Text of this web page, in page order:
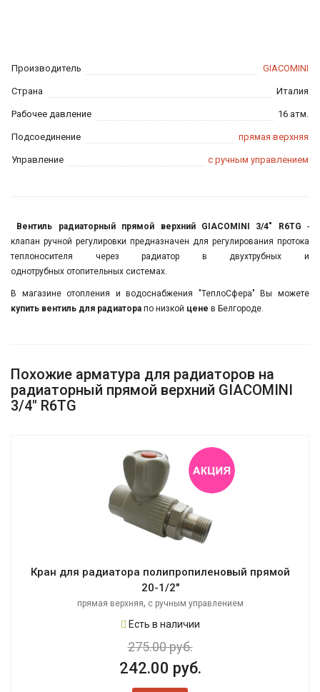
Производитель GIACOMINI
Страна Италия
Рабочее давление 16 атм.
Подсоединение прямая верхняя
Управление с ручным управлением
Вентиль радиаторный прямой верхний GIACOMINI 3/4" R6TG -
клапан ручной регулировки предназначен для регулирования протока
теплоносителя через радиатор в двухтрубных и
однотрубных отопительных системах.
В магазине отопления и водоснабжения "ТеплоСфера" Вы можете
купить вентиль для радиатора по низкой цене в Белгороде.
Похожие арматура для радиаторов на
радиаторный прямой верхний GIACOMINI
3/4" R6TG
Кран для радиатора полипропиленовый прямой
20-1/2"
прямая верхняя, с ручным управлением
Есть в наличии
275.00 руб.
242.00 руб.